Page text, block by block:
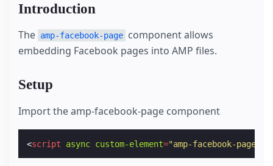
Introduction
The amp-facebook-page component allows
embedding Facebook pages into AMP files.
Setup
Import the amp-facebook-page component
<script async custom-element="amp-facebook-page"